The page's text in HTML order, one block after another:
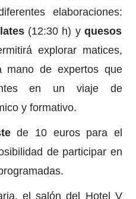
elaboraciones:
(12:30 h) y quesos
explorar matices,
mano de expertos que
en un viaje de
y formativo.
de 10 euros para el
de participar en
el salón del Hotel V